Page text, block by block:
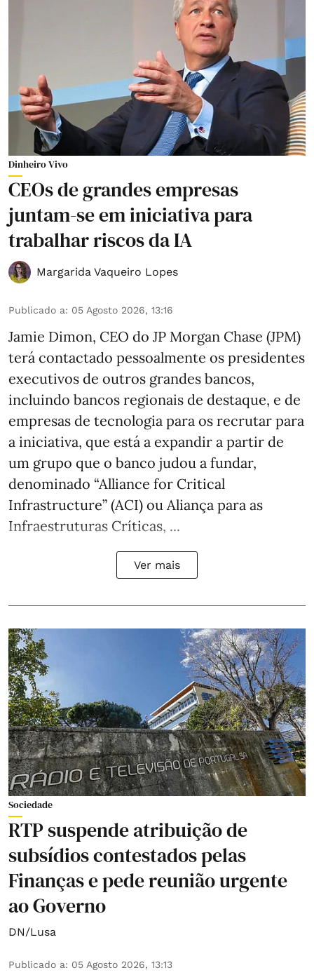
Dinheiro Vivo
CEOs de grandes empresas
juntam-se em iniciativa para
trabalhar riscos da IA
Margarida Vaqueiro Lopes
Publicado a: 05 Agosto 2026, 13:16
Jamie Dimon, CEO do JP Morgan Chase (JPM)
terá contactado pessoalmente os presidentes
executivos de outros grandes bancos,
incluindo bancos regionais de destaque, e de
empresas de tecnologia para os recrutar para
a iniciativa, que está a expandir a partir de
um grupo que o banco judou a fundar,
denominado “Alliance for Critical
Infrastructure” (ACI) ou Aliança para as
Infraestruturas Críticas, ...
Ver mais
Sociedade
RTP suspende atribuição de
subsídios contestados pelas
Finanças e pede reunião urgente
ao Governo
DN/Lusa
Publicado a: 05 Agosto 2026, 13:13